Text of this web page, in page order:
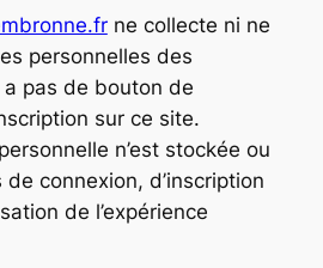
ne collecte ni ne
personnelles des
a pas de bouton de
sur ce site.
n’est stockée ou
connexion, d’inscription
de l’expérience